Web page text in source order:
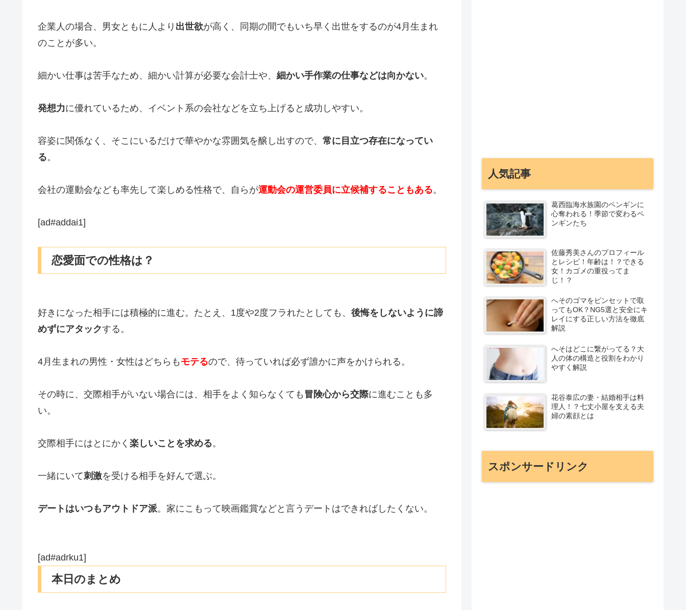
企業人の場合、男女ともに人より 出世欲が高く、同期の間でもいち早く出世をするのが4月生まれ
のことが多い。
細かい仕事は苦手なため、細かい計算が必要な会計士や、 細かい手作業の仕事などは向かない。
発想力に優れているため、イベント系の会社などを立ち上げると成功しやすい。
容姿に関係なく、そこにいるだけで華やかな雰囲気を醸し出すので、 常に目立つ存在になってい
る。
会社の運動会なども率先して楽しめる性格で、自らが運動会の運営委員に立候補することもある。
[ad#addai1]
恋愛面での性格は？
好きになった相手には積極的に進む。たとえ、1度や2度フラれたとしても、 後悔をしないように諦
めずにアタックする。
4月生まれの男性・女性はどちらも モテるので、待っていれば必ず誰かに声をかけられる。
その時に、交際相手がいない場合には、相手をよく知らなくても 冒険心から交際に進むことも多
い。
交際相手にはとにかく 楽しいことを求める。
一緒にいて刺激を受ける相手を好んで選ぶ。
デートはいつもアウトドア派。家にこもって映画鑑賞などと言うデートはできればしたくない。
[ad#adrku1]
本日のまとめ
人気記事
葛西臨海水族園のペンギンに
心奪われる！季節で変わるペ
ンギンたち
佐藤秀美さんのプロフィール
とレシピ！年齢は！？できる
女！カゴメの重役ってま
じ！？
へそのゴマをピンセットで取
ってもOK？NG5選と安全にキ
レイにする正しい方法を徹底
解説
へそはどこに繋がってる？大
人の体の構造と役割をわかり
やすく解説
花谷泰広の妻・結婚相手は料
理人！？七丈小屋を支える夫
婦の素顔とは
スポンサードリンク